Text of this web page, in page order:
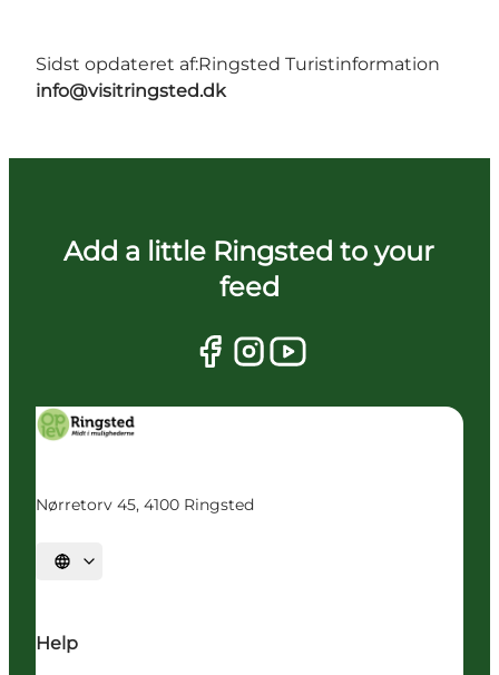
Sidst opdateret af:Ringsted Turistinformation
info@visitringsted.dk
Add a little Ringsted to your
feed
Nørretorv 45, 4100 Ringsted
Vælg sprog
Help